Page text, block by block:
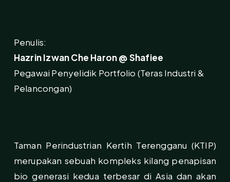
Penulis:
Hazrin Izwan Che Haron @ Shafiee
Pegawai Penyelidik Portfolio (Teras Industri &
Pelancongan)
Taman Perindustrian Kertih Terengganu (KTIP)
merupakan sebuah kompleks kilang penapisan
bio generasi kedua terbesar di Asia dan akan